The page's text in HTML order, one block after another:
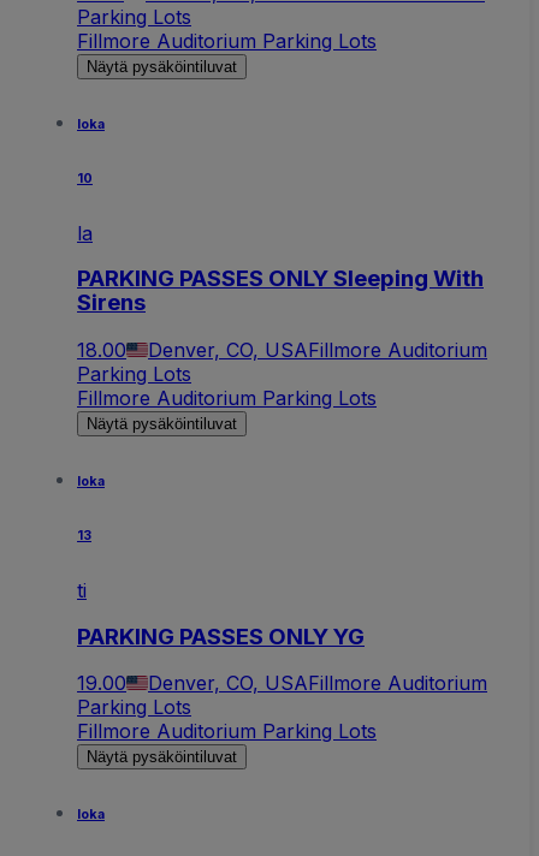
Parking Lots
Fillmore Auditorium Parking Lots
Näytä pysäköintiluvat
loka
10
la
PARKING PASSES ONLY Sleeping With
Sirens
18.00 Denver, CO, USAFillmore Auditorium
Parking Lots
Fillmore Auditorium Parking Lots
Näytä pysäköintiluvat
loka
13
ti
PARKING PASSES ONLY YG
19.00 Denver, CO, USAFillmore Auditorium
Parking Lots
Fillmore Auditorium Parking Lots
Näytä pysäköintiluvat
loka